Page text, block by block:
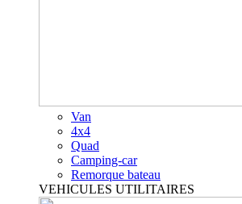
Van
4x4
Quad
Camping-car
Remorque bateau
VEHICULES UTILITAIRES